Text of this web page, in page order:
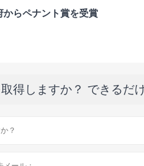
からペナント賞を受賞
得しますか？ できるだ